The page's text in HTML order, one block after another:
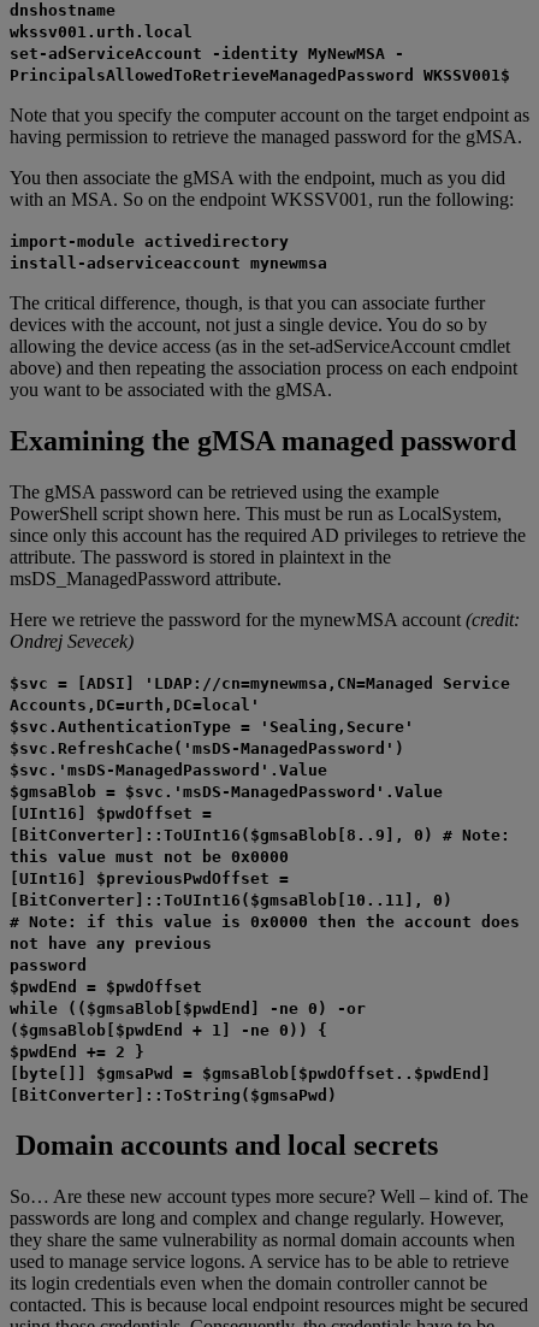
dnshostname
wkssv001.urth.local
set-adServiceAccount -identity MyNewMSA -
PrincipalsAllowedToRetrieveManagedPassword WKSSV001$
Note that you specify the computer account on the target endpoint as
having permission to retrieve the managed password for the gMSA.
You then associate the gMSA with the endpoint, much as you did
with an MSA. So on the endpoint WKSSV001, run the following:
import-module activedirectory
install-adserviceaccount mynewmsa
The critical difference, though, is that you can associate further
devices with the account, not just a single device. You do so by
allowing the device access (as in the set-adServiceAccount cmdlet
above) and then repeating the association process on each endpoint
you want to be associated with the gMSA.
Examining the gMSA managed password
The gMSA password can be retrieved using the example
PowerShell script shown here. This must be run as LocalSystem,
since only this account has the required AD privileges to retrieve the
attribute. The password is stored in plaintext in the
msDS_ManagedPassword attribute.
Here we retrieve the password for the mynewMSA account (credit:
Ondrej Sevecek)
$svc = [ADSI] 'LDAP://cn=mynewmsa,CN=Managed Service
Accounts,DC=urth,DC=local'
$svc.AuthenticationType = 'Sealing,Secure'
$svc.RefreshCache('msDS-ManagedPassword')
$svc.'msDS-ManagedPassword'.Value
$gmsaBlob = $svc.'msDS-ManagedPassword'.Value
[UInt16] $pwdOffset =
[BitConverter]::ToUInt16($gmsaBlob[8..9], 0) # Note:
this value must not be 0x0000
[UInt16] $previousPwdOffset =
[BitConverter]::ToUInt16($gmsaBlob[10..11], 0)
# Note: if this value is 0x0000 then the account does
not have any previous
password
$pwdEnd = $pwdOffset
while (($gmsaBlob[$pwdEnd] -ne 0) -or
($gmsaBlob[$pwdEnd + 1] -ne 0)) {
$pwdEnd += 2 }
[byte[]] $gmsaPwd = $gmsaBlob[$pwdOffset..$pwdEnd]
[BitConverter]::ToString($gmsaPwd)
Domain accounts and local secrets
So… Are these new account types more secure? Well – kind of. The
passwords are long and complex and change regularly. However,
they share the same vulnerability as normal domain accounts when
used to manage service logons. A service has to be able to retrieve
its login credentials even when the domain controller cannot be
contacted. This is because local endpoint resources might be secured